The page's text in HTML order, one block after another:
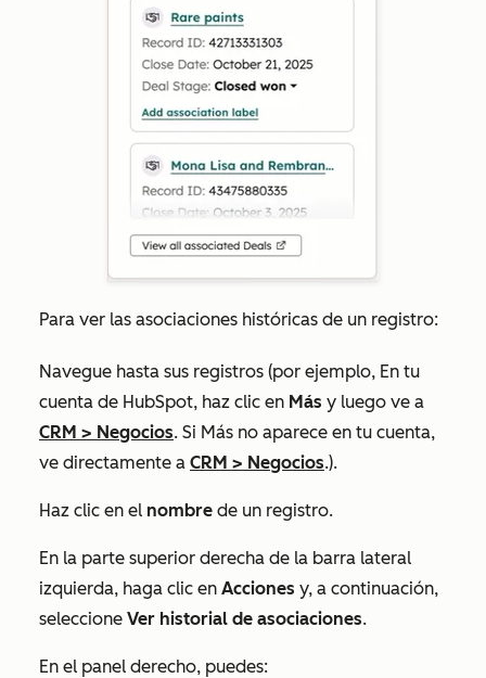
Para ver las asociaciones históricas de un registro:
Navegue hasta sus registros (por ejemplo, En tu
cuenta de HubSpot, haz clic en Más y luego ve a
CRM > Negocios. Si Más no aparece en tu cuenta,
ve directamente a CRM > Negocios.).
Haz clic en el nombre de un registro.
En la parte superior derecha de la barra lateral
izquierda, haga clic en Acciones y, a continuación,
seleccione Ver historial de asociaciones.
En el panel derecho, puedes: